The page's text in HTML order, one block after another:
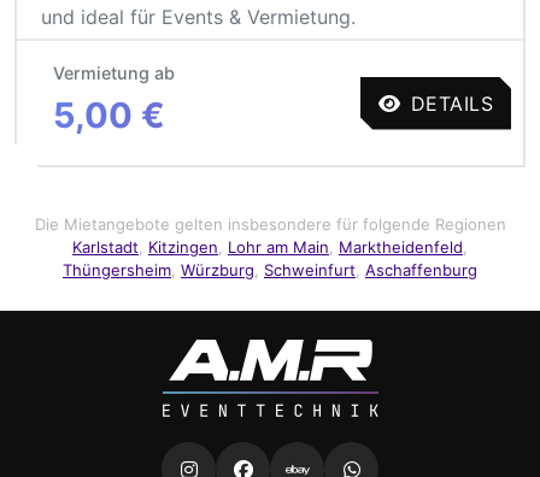
und ideal für Events & Vermietung.
Vermietung ab
5,00 € DETAILS
Die Mietangebote gelten insbesondere für folgende Regionen
Karlstadt
Kitzingen Lohr am Main Marktheidenfeld
Thüngersheim Würzburg Schweinfurt Aschaffenburg